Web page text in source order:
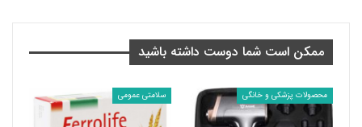
ممکن است شما دوست داشته باشید
محصولات پزشکی و خانگی سلامتی عمومی